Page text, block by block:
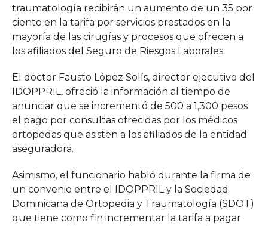
traumatología recibirán un aumento de un 35 por
ciento en la tarifa por servicios prestados en la
mayoría de las cirugías y procesos que ofrecen a
los afiliados del Seguro de Riesgos Laborales.
El doctor Fausto López Solís, director ejecutivo del
IDOPPRIL, ofreció la información al tiempo de
anunciar que se incrementó de 500 a 1,300 pesos
el pago por consultas ofrecidas por los médicos
ortopedas que asisten a los afiliados de la entidad
aseguradora.
Asimismo, el funcionario habló durante la firma de
un convenio entre el IDOPPRIL y la Sociedad
Dominicana de Ortopedia y Traumatología (SDOT)
que tiene como fin incrementar la tarifa a pagar